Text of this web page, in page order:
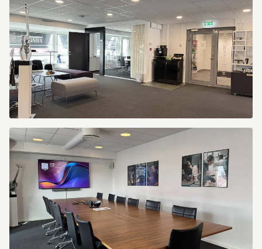
10
Kungsportsavenyen
10